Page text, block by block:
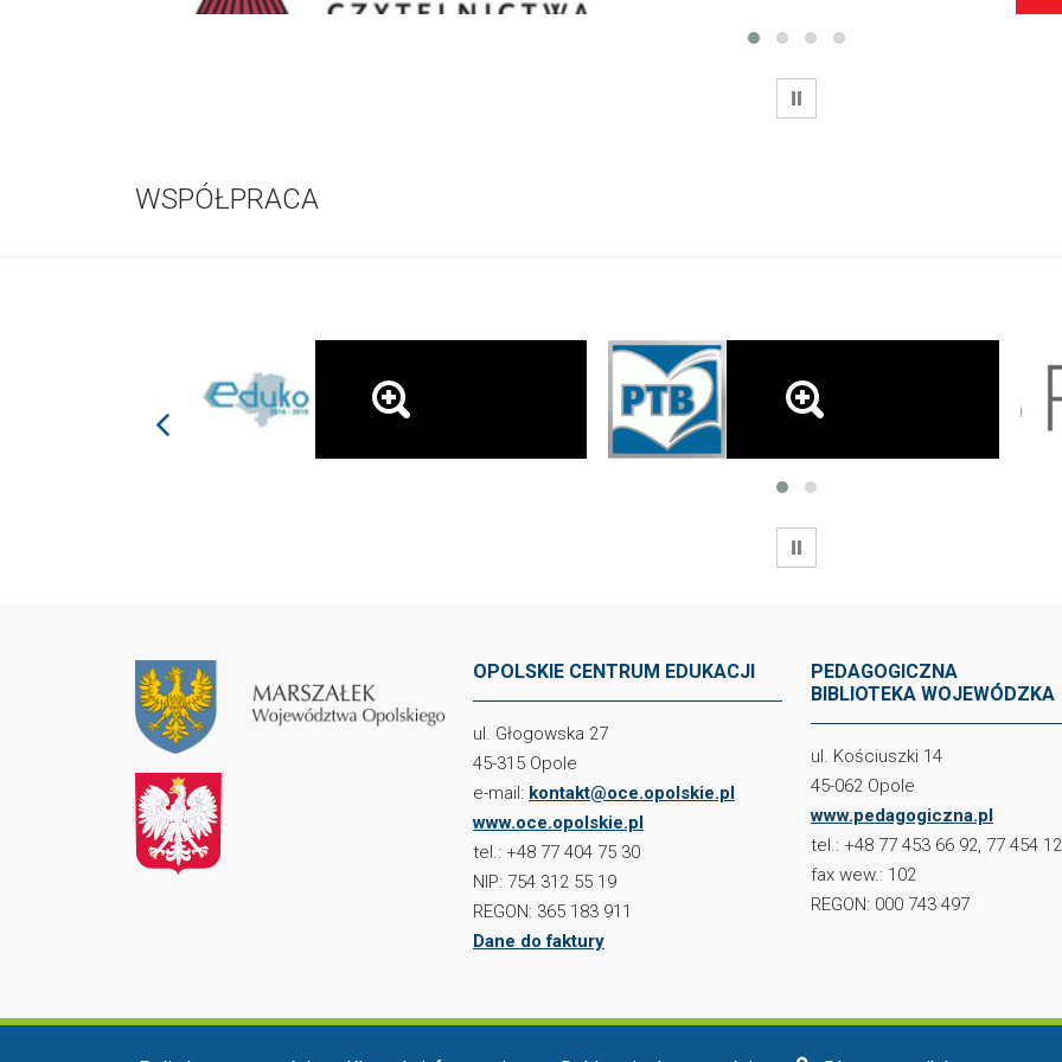
WSTRZYMAJ
WSPÓŁPRACA
WSTRZYMAJ
OPOLSKIE CENTRUM EDUKACJI
ul. Głogowska 27
45-315 Opole
e-mail: kontakt@oce.opolskie.pl
www.oce.opolskie.pl
tel.: +48 77 404 75 30
NIP: 754 312 55 19
REGON: 365 183 911
Dane do faktury
PEDAGOGICZNA
BIBLIOTEKA WOJEWÓDZKA
ul. Kościuszki 14
45-062 Opole
www.pedagogiczna.pl
tel.: +48 77 453 66 92, 77 454
fax wew.: 102
REGON: 000 743 497